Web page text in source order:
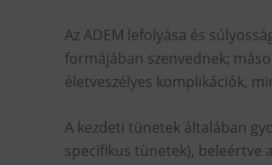
Az ADEM lefolyása és
formájában szenvednek;
életveszélyes komplikációk,
A kezdeti tünetek általában
specifikus tünetek), beleértve